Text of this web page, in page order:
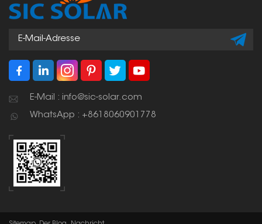
E-Mail : info@sic-solar.com
WhatsApp : +8618060901778